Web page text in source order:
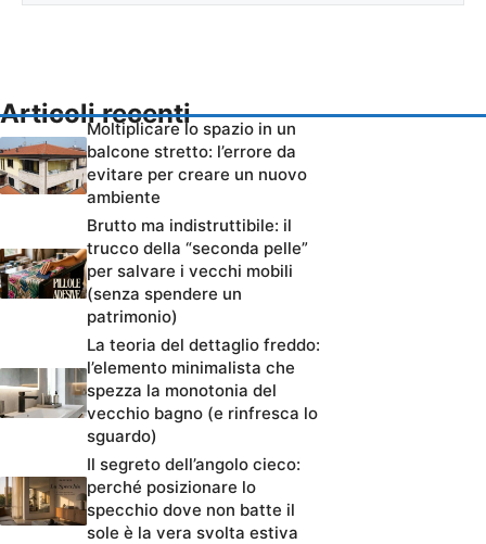
Articoli recenti
Moltiplicare lo spazio in un
balcone stretto: l’errore da
evitare per creare un nuovo
ambiente
Brutto ma indistruttibile: il
trucco della “seconda pelle”
per salvare i vecchi mobili
(senza spendere un
patrimonio)
La teoria del dettaglio freddo:
l’elemento minimalista che
spezza la monotonia del
vecchio bagno (e rinfresca lo
sguardo)
Il segreto dell’angolo cieco:
perché posizionare lo
specchio dove non batte il
sole è la vera svolta estiva